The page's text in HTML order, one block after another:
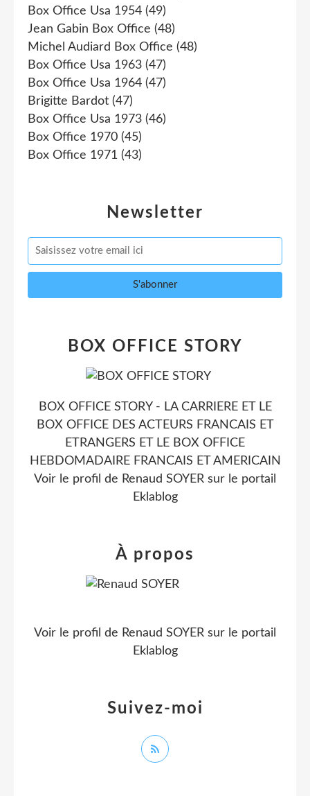
Newsletter
Box Office Usa 1954 (49)
Jean Gabin Box Office (48)
Michel Audiard Box Office (48)
Box Office Usa 1963 (47)
Box Office Usa 1964 (47)
Brigitte Bardot (47)
Box Office Usa 1973 (46)
Box Office 1970 (45)
Box Office 1971 (43)
BOX OFFICE STORY
BOX OFFICE STORY - LA CARRIERE ET LE
BOX OFFICE DES ACTEURS FRANCAIS ET
ETRANGERS ET LE BOX OFFICE
HEBDOMADAIRE FRANCAIS ET AMERICAIN
Voir le profil de Renaud SOYER sur le portail
Eklablog
Suivez-moi
À propos
Voir le profil de Renaud SOYER sur le portail
Eklablog